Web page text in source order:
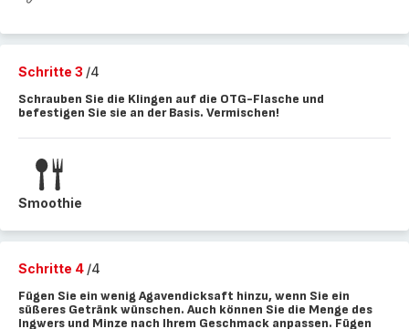
Schritte 3 /4
Schrauben Sie die Klingen auf die OTG-Flasche und
befestigen Sie sie an der Basis. Vermischen!
Smoothie
Schritte 4 /4
Fügen Sie ein wenig Agavendicksaft hinzu, wenn Sie ein
süßeres Getränk wünschen. Auch können Sie die Menge des
Ingwers und Minze nach Ihrem Geschmack anpassen. Fügen